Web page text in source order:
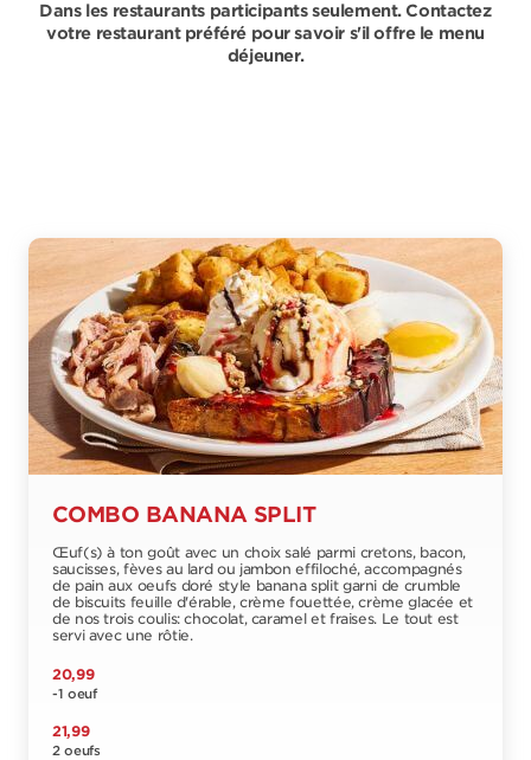
Dans les restaurants participants seulement. Contactez
votre restaurant préféré pour savoir s'il offre le menu
déjeuner.
COMBO BANANA SPLIT
Œuf(s) à ton goût avec un choix salé parmi cretons, bacon,
saucisses, fèves au lard ou jambon effiloché, accompagnés
de pain aux oeufs doré style banana split garni de crumble
de biscuits feuille d'érable, crème fouettée, crème glacée et
de nos trois coulis: chocolat, caramel et fraises. Le tout est
servi avec une rôtie.
20,99
-1 oeuf
21,99
2 oeufs